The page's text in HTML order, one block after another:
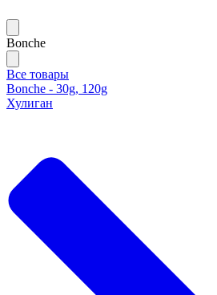
Bonche
Все товары
Bonche - 30g, 120g
Хулиган